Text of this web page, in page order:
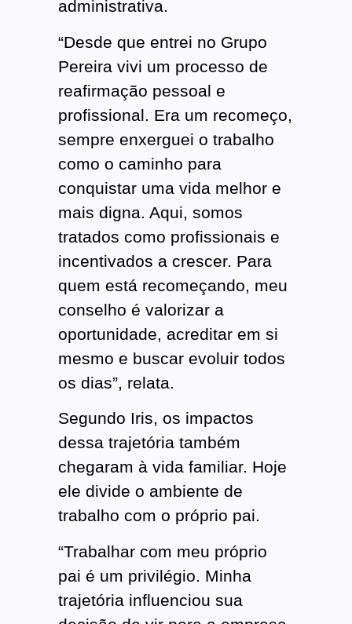
administrativa.
“Desde que entrei no Grupo
Pereira vivi um processo de
reafirmação pessoal e
profissional. Era um recomeço,
sempre enxerguei o trabalho
como o caminho para
conquistar uma vida melhor e
mais digna. Aqui, somos
tratados como profissionais e
incentivados a crescer. Para
quem está recomeçando, meu
conselho é valorizar a
oportunidade, acreditar em si
mesmo e buscar evoluir todos
os dias”, relata.
Segundo Iris, os impactos
dessa trajetória também
chegaram à vida familiar. Hoje
ele divide o ambiente de
trabalho com o próprio pai.
“Trabalhar com meu próprio
pai é um privilégio. Minha
trajetória influenciou sua